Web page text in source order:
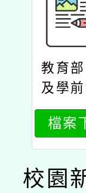
教育
及學
署高
學校
土語
培訓
畫─第
檔案
校園